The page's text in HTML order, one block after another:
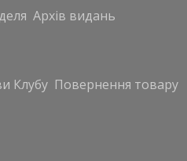
Архів видань
Клубу Повернення товару